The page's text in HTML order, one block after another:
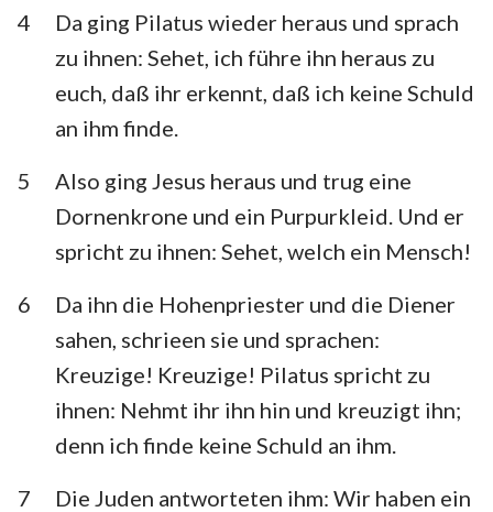
4
Da ging Pilatus wieder heraus und sprach
zu ihnen: Sehet, ich führe ihn heraus zu
euch, daß ihr erkennt, daß ich keine Schuld
an ihm finde.
5
Also ging Jesus heraus und trug eine
Dornenkrone und ein Purpurkleid. Und er
spricht zu ihnen: Sehet, welch ein Mensch!
6
Da ihn die Hohenpriester und die Diener
sahen, schrieen sie und sprachen:
Kreuzige! Kreuzige! Pilatus spricht zu
ihnen: Nehmt ihr ihn hin und kreuzigt ihn;
denn ich finde keine Schuld an ihm.
7
Die Juden antworteten ihm: Wir haben ein